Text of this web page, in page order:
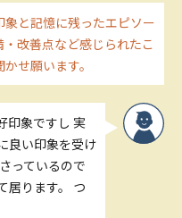
と記憶に残ったエピソー
改善点など感じられたこ
せ願います。
印象ですし 実
良い印象を受け
っているので
居ります。 つ